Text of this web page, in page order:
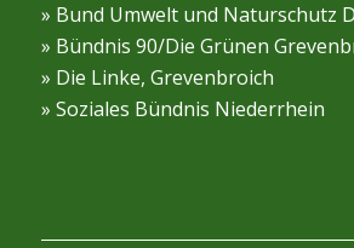
» Bund Umwelt und Naturschutz
» Bündnis 90/Die Grünen
» Die Linke, Grevenbroich
» Soziales Bündnis Niederrhein